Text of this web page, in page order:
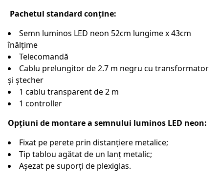
Pachetul standard conține:
Semn luminos LED neon 52cm lungime x 43cm
înălțime
Telecomandă
Cablu prelungitor de 2.7 m negru cu transformator
și ștecher
1 cablu transparent de 2 m
1 controller
Opțiuni de montare a semnului luminos LED neon:
Fixat pe perete prin distanțiere metalice;
Tip tablou agătat de un lanț metalic;
Așezat pe suporți de plexiglas.